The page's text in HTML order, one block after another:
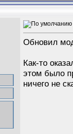
Обновил
Как-то
этом было
ничего не